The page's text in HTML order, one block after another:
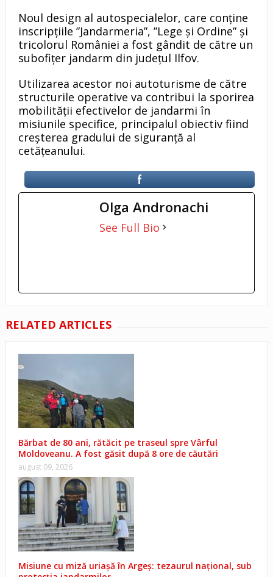
Noul design al autospecialelor, care conține
inscripțiile ”Jandarmeria”, ”Lege și Ordine” și
tricolorul României a fost gândit de către un
subofițer jandarm din județul Ilfov.
Utilizarea acestor noi autoturisme de către
structurile operative va contribui la sporirea
mobilității efectivelor de jandarmi în
misiunile specifice, principalul obiectiv fiind
creșterea gradului de siguranță al
cetățeanului.
Olga Andronachi
See Full Bio
RELATED ARTICLES
Bărbat de 80 ani, rătăcit pe traseul spre Vârful
Moldoveanu. A fost găsit după 8 ore de căutări
august 09, 2026
Misiune cu miză uriașă în Argeș: tezaurul național, sub